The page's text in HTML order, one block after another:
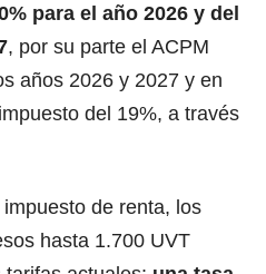
para el año 2026 y del
, por su parte el ACPM
años 2026 y 2027 y en
del 19%, a través
de renta, los
hasta 1.700 UVT